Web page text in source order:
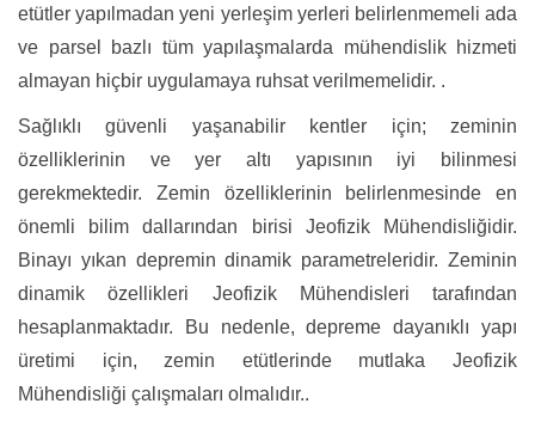
etütler yapılmadan yeni yerleşim yerleri belirlenmemeli ada
ve parsel bazlı tüm yapılaşmalarda mühendislik hizmeti
almayan hiçbir uygulamaya ruhsat verilmemelidir. .
Sağlıklı güvenli yaşanabilir kentler için; zeminin
özelliklerinin ve yer altı yapısının iyi bilinmesi
gerekmektedir. Zemin özelliklerinin belirlenmesinde en
önemli bilim dallarından birisi Jeofizik Mühendisliğidir.
Binayı yıkan depremin dinamik parametreleridir. Zeminin
dinamik özellikleri Jeofizik Mühendisleri tarafından
hesaplanmaktadır. Bu nedenle, depreme dayanıklı yapı
üretimi için, zemin etütlerinde mutlaka Jeofizik
Mühendisliği çalışmaları olmalıdır..